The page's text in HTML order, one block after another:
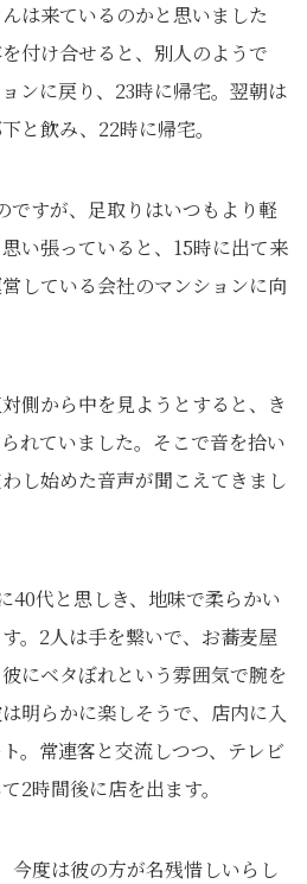
は来ているのかと思いました
付け合せると、別人のようで
ンに戻り、23時に帰宅。翌朝は
と飲み、22時に帰宅。
ですが、足取りはいつもより軽
い張っていると、15時に出て来
している会社のマンションに向
側から中を見ようとすると、き
れていました。そこで音を拾い
し始めた音声が聞こえてきまし
40代と思しき、地味で柔らかい
。2人は手を繋いで、お蕎麦屋
にベタぼれという雰囲気で腕を
明らかに楽しそうで、店内に入
。常連客と交流しつつ、テレビ
2時間後に店を出ます。
今度は彼の方が名残惜しいらし